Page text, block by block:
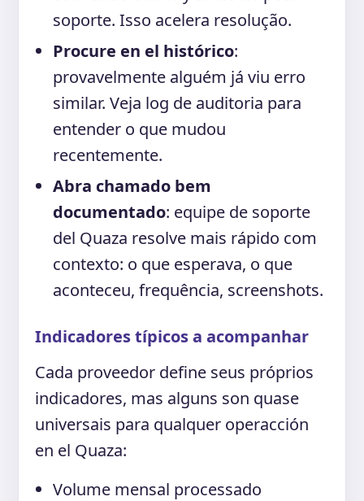
soporte. Isso acelera resolução.
Procure en el histórico:
provavelmente alguém já viu erro
similar. Veja log de auditoria para
entender o que mudou
recentemente.
Abra chamado bem
documentado: equipe de soporte
del Quaza resolve mais rápido com
contexto: o que esperava, o que
aconteceu, frequência, screenshots.
Indicadores típicos a acompanhar
Cada proveedor define seus próprios
indicadores, mas alguns son quase
universais para qualquer operacción
en el Quaza:
Volume mensal processado